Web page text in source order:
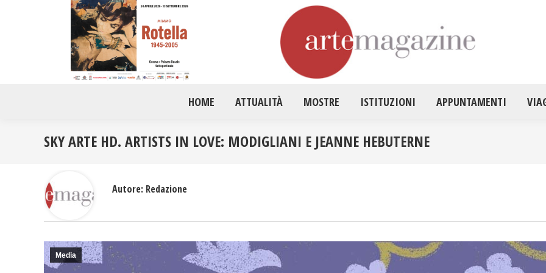
HOME ATTUALITÀ MOSTRE ISTITUZIONI APPUNTAMENTI
SKY ARTE HD. ARTISTS IN LOVE: MODIGLIANI E JEANNE HEBUTERNE
Media
Autore: Redazione
HOME